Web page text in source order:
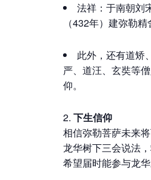
法祥：于南朝刘
（432年）建弥勒精
此外，还有道矫
严、道汪、玄奘等
仰。
下生信仰
相信弥勒菩萨未来
龙华树下三会说法
希望届时能参与龙华